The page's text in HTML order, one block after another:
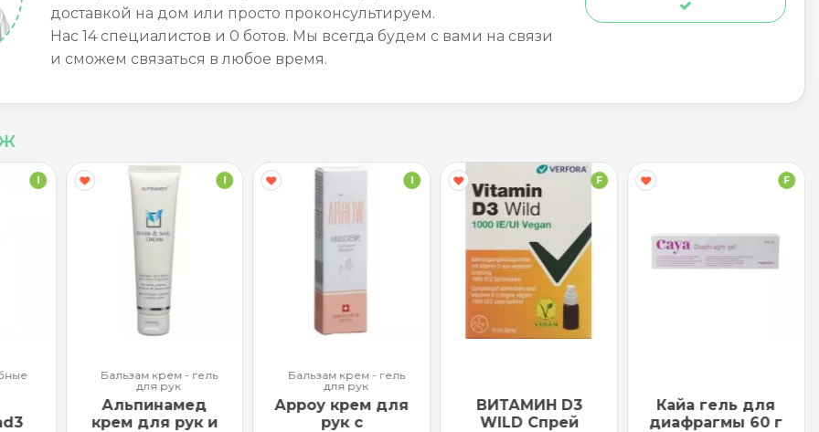
доставкой на дом или просто проконсультируем.
Нас 14 специалистов и 0 ботов. Мы всегда будем с вами на связи
и сможем связаться в любое время.
I I
Бальзам крем - гель
для рук
Альпинамед
крем для рук и
I
Бальзам крем - гель
для рук
Арроу крем для
рук с
F
ВИТАМИН D3
WILD Спрей
F
Кайа гель для
диафрагмы 60 г